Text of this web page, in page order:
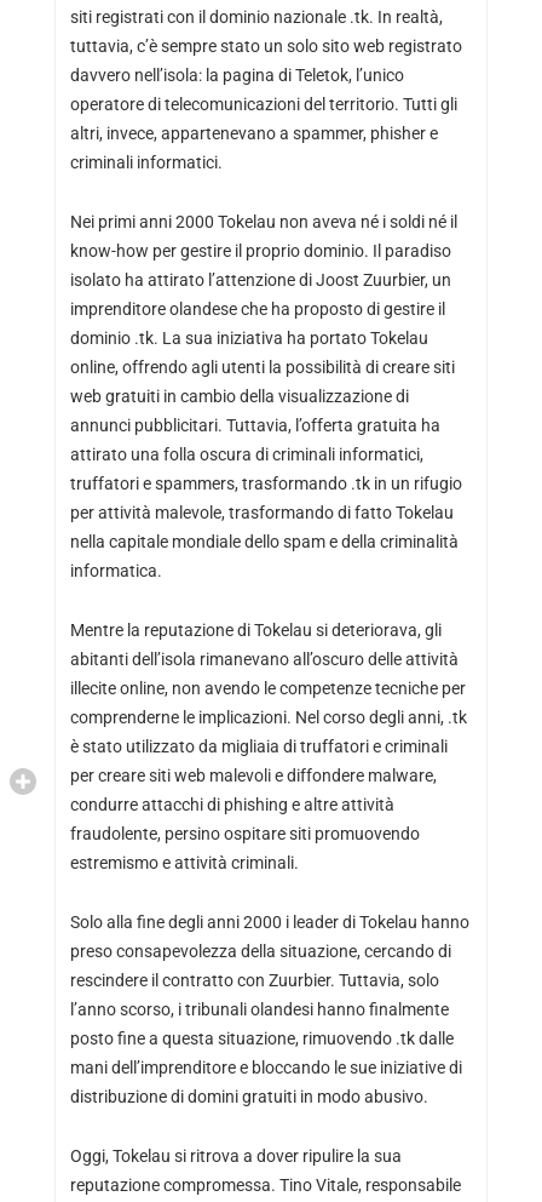
siti registrati con il dominio nazionale .tk. In realtà,
tuttavia, c’è sempre stato un solo sito web registrato
davvero nell’isola: la pagina di Teletok, l’unico
operatore di telecomunicazioni del territorio. Tutti gli
altri, invece, appartenevano a spammer, phisher e
criminali informatici.
Nei primi anni 2000 Tokelau non aveva né i soldi né il
know-how per gestire il proprio dominio. Il paradiso
isolato ha attirato l’attenzione di Joost Zuurbier, un
imprenditore olandese che ha proposto di gestire il
dominio .tk. La sua iniziativa ha portato Tokelau
online, offrendo agli utenti la possibilità di creare siti
web gratuiti in cambio della visualizzazione di
annunci pubblicitari. Tuttavia, l’offerta gratuita ha
attirato una folla oscura di criminali informatici,
truffatori e spammers, trasformando .tk in un rifugio
per attività malevole, trasformando di fatto Tokelau
nella capitale mondiale dello spam e della criminalità
informatica.
Mentre la reputazione di Tokelau si deteriorava, gli
abitanti dell’isola rimanevano all’oscuro delle attività
illecite online, non avendo le competenze tecniche per
comprenderne le implicazioni. Nel corso degli anni, .tk
è stato utilizzato da migliaia di truffatori e criminali
per creare siti web malevoli e diffondere malware,
condurre attacchi di phishing e altre attività
fraudolente, persino ospitare siti promuovendo
estremismo e attività criminali.
Solo alla fine degli anni 2000 i leader di Tokelau hanno
preso consapevolezza della situazione, cercando di
rescindere il contratto con Zuurbier. Tuttavia, solo
l’anno scorso, i tribunali olandesi hanno finalmente
posto fine a questa situazione, rimuovendo .tk dalle
mani dell’imprenditore e bloccando le sue iniziative di
distribuzione di domini gratuiti in modo abusivo.
Oggi, Tokelau si ritrova a dover ripulire la sua
reputazione compromessa. Tino Vitale, responsabile